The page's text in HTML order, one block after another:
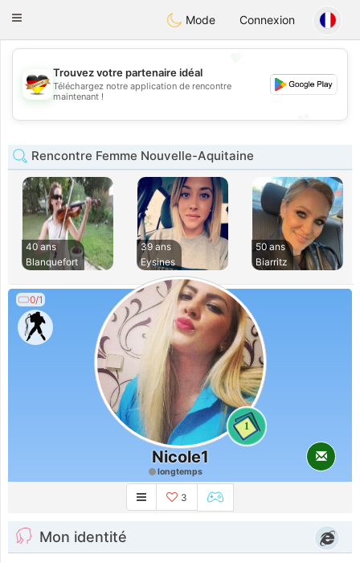
DeutschDating
Toggle
Mode Connexion
💖
💕
Trouvez votre partenaire idéal
Téléchargez notre application de rencontre
maintenant !
Rencontre Femme Nouvelle-Aquitaine
40 ans
Blanquefort
39 ans
Eysines
50 ans
Biarritz
0/1
1
Nicole1
longtemps
3
Mon identité